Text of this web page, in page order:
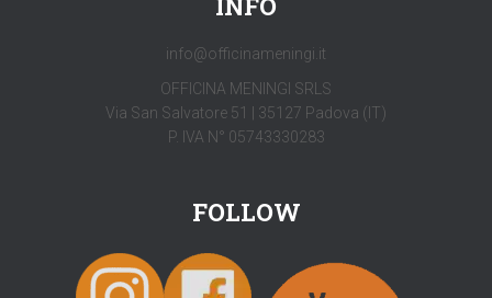
info@officinameningi.it
OFFICINA MENINGI SRLS
Via San Salvatore 51 | 35127 Padova (IT)
P. IVA N° 05743330283
FOLLOW